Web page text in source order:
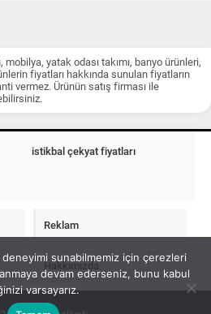
yatak odası takımı, banyo ürünleri,
fiyatları hakkında sunulan fiyatların
vermez. Ürünün satış firması ile
istikbal çekyat fiyatları
Reklam
Hakkımızda
sunabilmemiz için çerezleri
devam ederseniz, bunu kabul
varsayarız.